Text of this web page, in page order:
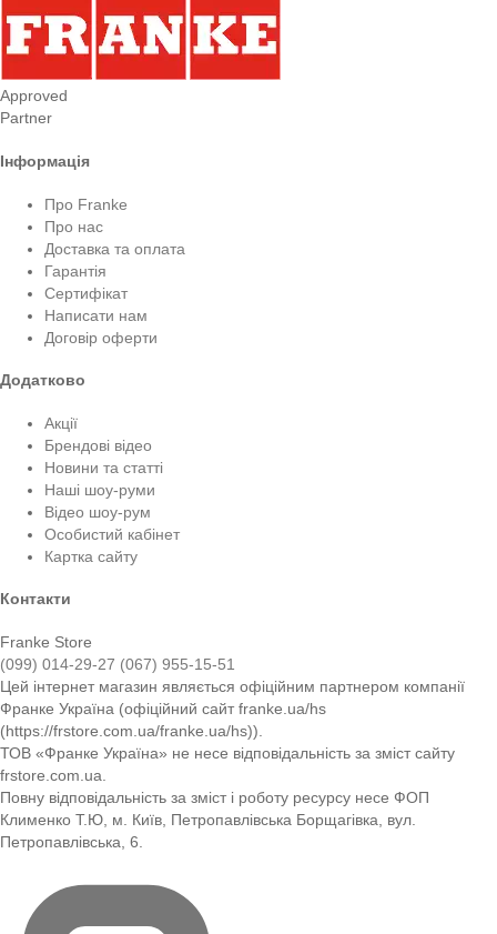
Approved
Partner
Інформація
Про Franke
Про нас
Доставка та оплата
Гарантія
Сертифікат
Написати нам
Договір оферти
Додатково
Акції
Брендові відео
Новини та статті
Наші шоу-руми
Відео шоу-рум
Особистий кабінет
Картка сайту
Контакти
Franke Store
(099) 014-29-27 (067) 955-15-51
Цей інтернет магазин являється офіційним партнером компанії
Франке Україна (офіційний сайт franke.ua/hs
(https://frstore.com.ua/franke.ua/hs)).
ТОВ «Франке Україна» не несе відповідальність за зміст сайту
frstore.com.ua.
Повну відповідальність за зміст і роботу ресурсу несе ФОП
Клименко Т.Ю, м. Київ, Петропавлівська Борщагівка, вул.
Петропавлівська, 6.